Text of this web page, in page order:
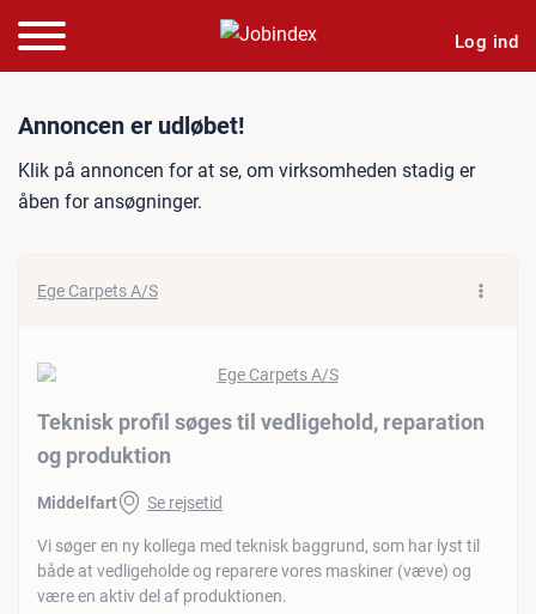
Log ind
Jobannonce: Teknisk
Annoncen er udløbet!
Klik på annoncen for at se, om virksomheden stadig er
åben for ansøgninger.
Ege Carpets A/S
Teknisk profil søges til vedligehold, reparation
og produktion
Middelfart Se rejsetid
Vi søger en ny kollega med teknisk baggrund, som har lyst til
både at vedligeholde og reparere vores maskiner (væve) og
være en aktiv del af produktionen.